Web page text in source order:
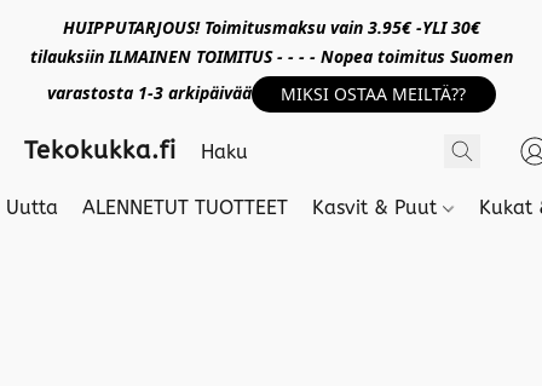
HUIPPUTARJOUS! Toimitusmaksu vain 3.95€ -YLI 30€
tilauksiin ILMAINEN TOIMITUS - - - - Nopea toimitus Suomen
varastosta 1-3 arkipäivää
MIKSI OSTAA MEILTÄ??
Tekokukka.fi
Uutta ALENNETUT TUOTTEET Kasvit & Puut Kukat